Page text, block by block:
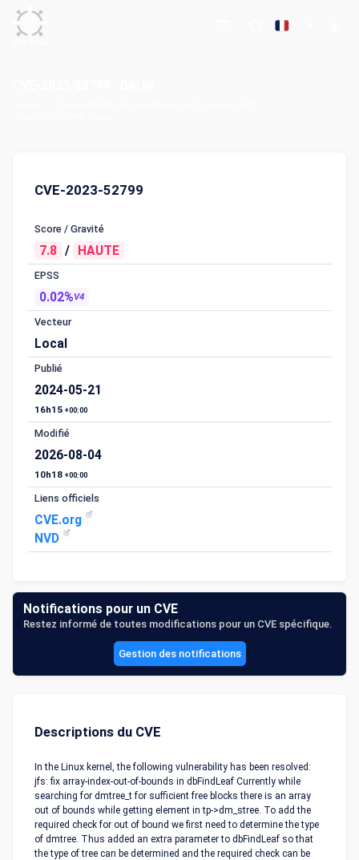
CVE-2023-52799
Score / Gravité
7.8 / HAUTE
EPSS
0.02%V4
Vecteur
Local
Publié
2024-05-21
16h15 +00:00
Modifié
2026-08-04
10h18 +00:00
Liens officiels
CVE.org
NVD
Notifications pour un CVE
Restez informé de toutes modifications pour un CVE spécifique.
Gestion des notifications
Descriptions du CVE
In the Linux kernel, the following vulnerability has been resolved:
jfs: fix array-index-out-of-bounds in dbFindLeaf Currently while
searching for dmtree_t for sufficient free blocks there is an array
out of bounds while getting element in tp->dm_stree. To add the
required check for out of bound we first need to determine the type
of dmtree. Thus added an extra parameter to dbFindLeaf so that
the type of tree can be determined and the required check can be